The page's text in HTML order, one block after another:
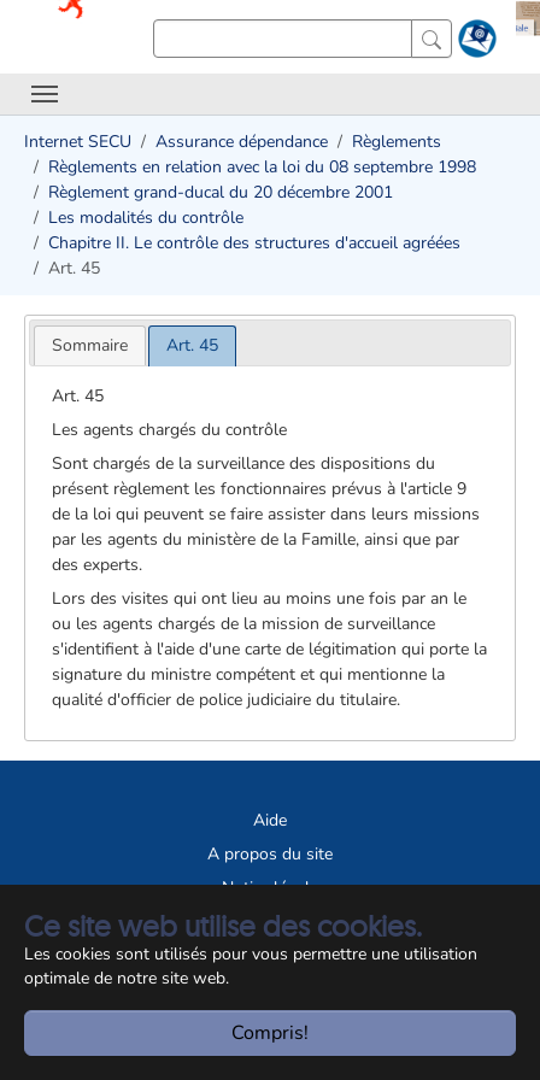
Ce site web utilise des cookies.
Les cookies sont utilisés pour vous permettre une utilisation
optimale de notre site web.
Compris!
Internet SECU Assurance dépendance
Règlements
Règlements en relation avec la loi du 08 septembre 1998
Règlement grand-ducal du 20 décembre 2001
Les modalités du contrôle
Chapitre II. Le contrôle des structures d'accueil agréées
Art. 45
Sommaire Art. 45
Art. 45
Les agents chargés du contrôle
Sont chargés de la surveillance des dispositions du
présent règlement les fonctionnaires prévus à l'article 9
de la loi qui peuvent se faire assister dans leurs missions
par les agents du ministère de la Famille, ainsi que par
des experts.
Lors des visites qui ont lieu au moins une fois par an le
ou les agents chargés de la mission de surveillance
s'identifient à l'aide d'une carte de légitimation qui porte la
signature du ministre compétent et qui mentionne la
qualité d'officier de police judiciaire du titulaire.
Aide
A propos du site
Notice légale
© CCSS 2026